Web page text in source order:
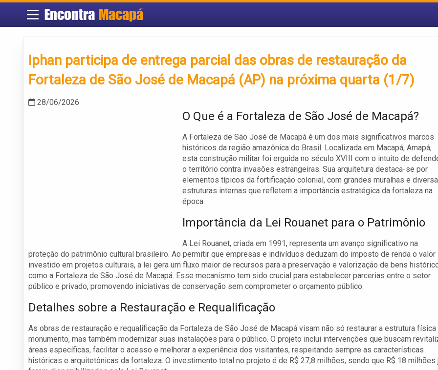
Encontra Macapá
Iphan participa de entrega parcial das obras de restauração da
Fortaleza de São José de Macapá (AP) na próxima quarta (1/7)
28/06/2026
O Que é a Fortaleza de São José de Macapá?
A Fortaleza de São José de Macapá é um dos mais significativos marcos
históricos da região amazônica do Brasil. Localizada em Macapá, Amapá,
esta construção militar foi erguida no século XVIII com o intuito de
o território contra invasões estrangeiras. Sua arquitetura destaca-se por
elementos típicos da fortificação colonial, com grandes muralhas e
estruturas internas que refletem a importância estratégica da fortaleza na
época.
Importância da Lei Rouanet para o Patrimônio
A Lei Rouanet, criada em 1991, representa um avanço significativo na
proteção do patrimônio cultural brasileiro. Ao permitir que empresas e indivíduos deduzam do imposto de renda o valor
investido em projetos culturais, a lei gera um fluxo maior de recursos para a preservação e valorização de bens
como a Fortaleza de São José de Macapá. Esse mecanismo tem sido crucial para estabelecer parcerias entre o setor
público e privado, promovendo iniciativas de conservação sem comprometer o orçamento público.
Detalhes sobre a Restauração e Requalificação
As obras de restauração e requalificação da Fortaleza de São José de Macapá visam não só restaurar a estrutura física
monumento, mas também modernizar suas instalações para o público. O projeto inclui intervenções que buscam
áreas específicas, facilitar o acesso e melhorar a experiência dos visitantes, respeitando sempre as características
históricas e arquitetônicas da fortaleza. O investimento total no projeto é de R$ 27,8 milhões, sendo que R$ 18 milhões